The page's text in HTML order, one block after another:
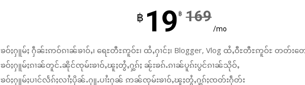
฿ 19 ฿ 169
/mo
ၶဝ်ႈႁူမ်ႈ ႁဵၼ်းဢဝ်ၵၢၼ်ၶၢဝ်ႇ၊ ရေႊတီႊဢူဝ်ႊ၊ ထႆႇႁၢင်ႈ၊ Blogger, Vlog ထႆႇဝီႊတီႊဢူဝ်ႊ တတ်း
ၶဝ်ႈႁူမ်ႈၵၢၼ်တူင်ႉၼိုင်ၸုမ်းၶၢဝ်ႇၽူႈတွႆႇႁွၵ်ႈ ၼႂ်းၶၵ်ႉၵၢၼ်ပူၵ်းပွင်ၵၢၼ်သိုဝ်ႇ
ၶဝ်ႈႁူမ်ႈပၢင်လႅၵ်ႈလၢႆႈပိုၼ်ႉႁူႉပၢႆးႁၼ် ဢၼ်ၸုမ်းၶၢဝ်ႇၽူႈတွႆႇႁွၵ်ႈၸတ်းႁဵတ်း